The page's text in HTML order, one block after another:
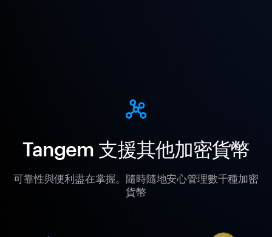
Tangem 支援其他加密貨幣
可靠性與便利盡在掌握。隨時隨地安心管理數千種加密
貨幣